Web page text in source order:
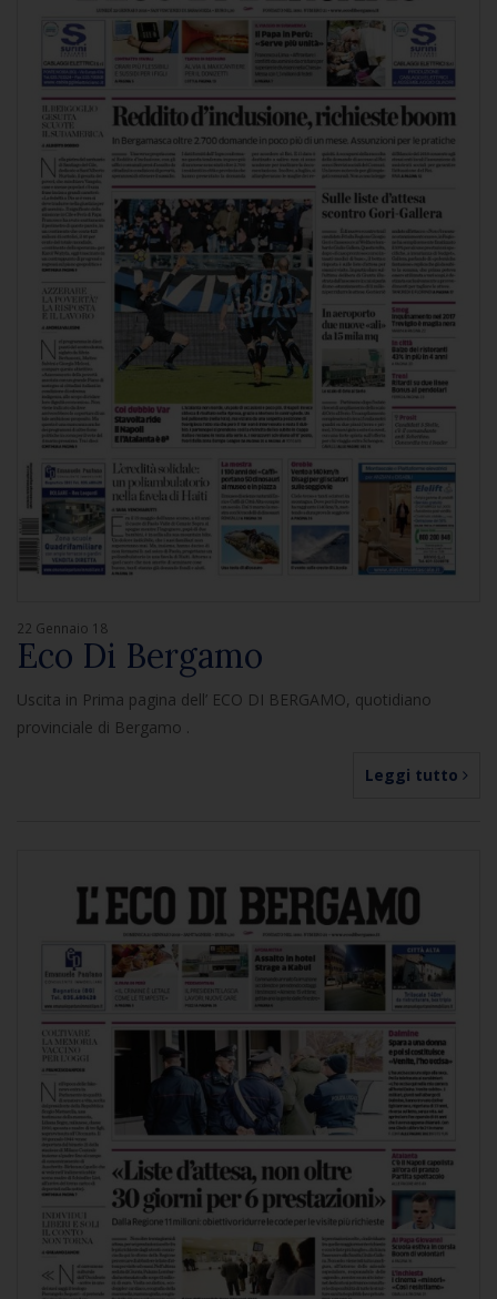
22 Gennaio 18
Eco Di Bergamo
Uscita in Prima pagina dell’ ECO DI BERGAMO, quotidiano
provinciale di Bergamo .
Leggi tutto